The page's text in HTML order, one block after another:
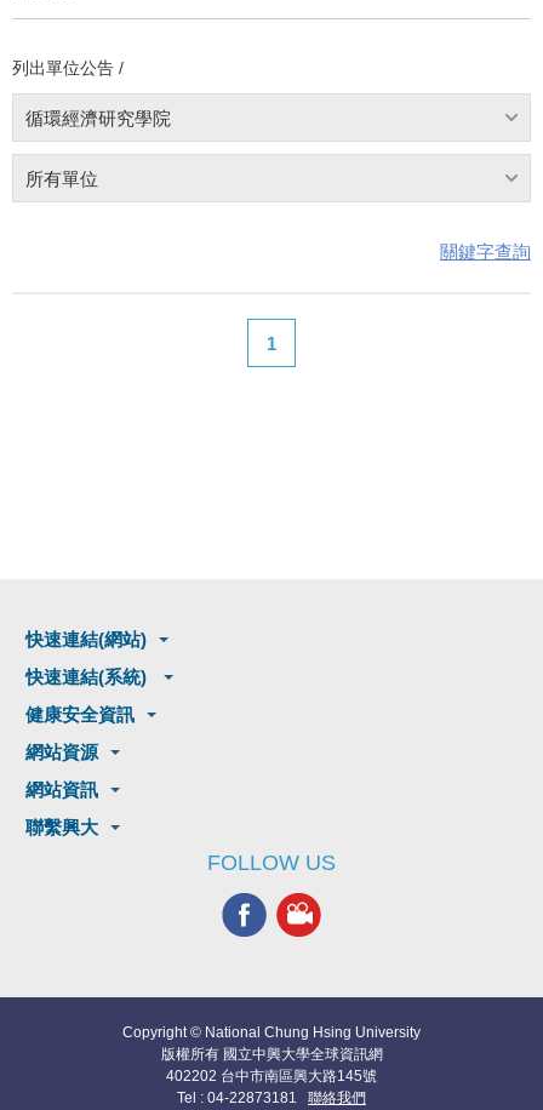
列出單位公告 /
循環經濟研究學院
所有單位
關鍵字查詢
1
快速連結(網站)
快速連結(系統)
健康安全資訊
網站資源
網站資訊
聯繫興大
FOLLOW US
Copyright © National Chung Hsing University
版權所有 國立中興大學全球資訊網
402202 台中市南區興大路145號
Tel : 04-22873181 聯絡我們